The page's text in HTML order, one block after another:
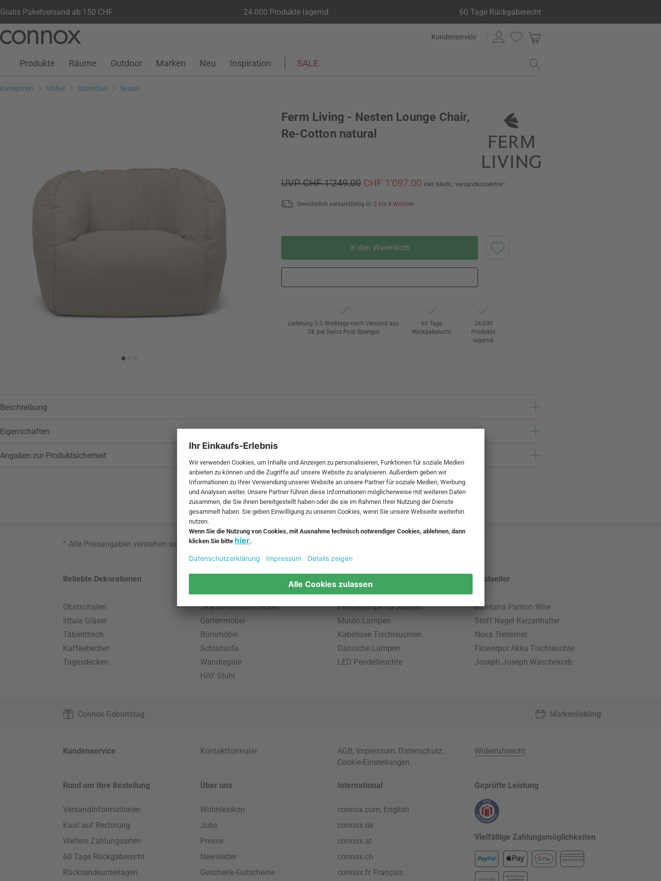
Gratis Paketversand ab 150 CHF 24.000 Produkte lagernd 60 Tage Rückgaberecht
Seiteninhalt
Suchfeld
Kundenservice
Kundenkonto
Wunschliste
Warenkorb
Produkte Räume Outdoor Marken Neu Inspiration SALE
Kategorien Möbel Sitzmöbel Sessel
Ferm Living - Nesten Lounge Chair,
Re-Cotton natural
UVP CHF 1’249.00 CHF 1’097.00 inkl. MwSt., versandkostenfrei*
Gewöhnlich versandfertig in: 2 bis 4 Wochen
In den Warenkorb
Wunschliste hinzufügen
Lieferung 3-5 Werktage nach Versand aus
DE per Swiss Post Sperrgut
60 Tage
Rückgaberecht
24.000
Produkte
lagernd
Beschreibung
Eigenschaften
Angaben zur Produktsicherheit
* Alle Preisangaben verstehen sich inklusive MwSt. und zzgl.
Beliebte Dekorationen
Obstschalen
Iittala Gläser
Tabletttisch
Kaffeebecher
Tagesdecken
Skandinavische Möbel
Gartenmöbel
Büromöbel
Schlafsofa
Wandregale
HAY Stuhl
Beliebte Leuchten
Pendellampe für Aussen
Muuto Lampen
Kabellose Tischleuchten
Dänische Lampen
LED Pendelleuchte
Bestseller
Montana Panton Wire
Stoff Nagel Kerzenhalter
Nova Treteimer
Flowerpot Akku Tischleuchte
Joseph Joseph Wäschekorb
Connox Geburtstag Markenliebling
Kundenservice Kontaktformular AGB, Impressum, Datenschutz,
Cookie-Einstellungen
Widerrufsrecht
Rund um Ihre Bestellung
Versandinformationen
Kauf auf Rechnung
Weitere Zahlungsarten
60 Tage Rückgaberecht
Rücksendeunterlagen
Über uns
Wohnlexikon
Jobs
Presse
Newsletter
Geschenk-Gutscheine
International
connox.com, English
connox.de
connox.at
connox.ch
connox.fr, Français
Geprüfte Leistung
Vielfältige Zahlungsmöglichkeiten
KREDITKARTE
VORKASSE
RECHNUNG